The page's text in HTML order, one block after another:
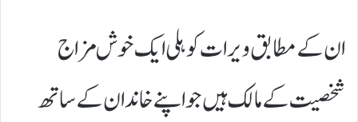
ان کے مطابق ویرات کوہلی ایک خوش مزاج
شخصیت کے مالک ہیں جو اپنے خاندان کے ساتھ